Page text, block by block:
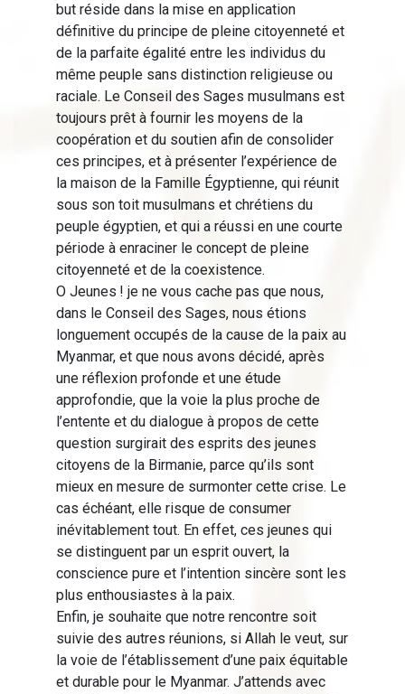
but réside dans la mise en application
définitive du principe de pleine citoyenneté et
de la parfaite égalité entre les individus du
même peuple sans distinction religieuse ou
raciale. Le Conseil des Sages musulmans est
toujours prêt à fournir les moyens de la
coopération et du soutien afin de consolider
ces principes, et à présenter l’expérience de
la maison de la Famille Égyptienne, qui réunit
sous son toit musulmans et chrétiens du
peuple égyptien, et qui a réussi en une courte
période à enraciner le concept de pleine
citoyenneté et de la coexistence.
O Jeunes ! je ne vous cache pas que nous,
dans le Conseil des Sages, nous étions
longuement occupés de la cause de la paix au
Myanmar, et que nous avons décidé, après
une réflexion profonde et une étude
approfondie, que la voie la plus proche de
l’entente et du dialogue à propos de cette
question surgirait des esprits des jeunes
citoyens de la Birmanie, parce qu’ils sont
mieux en mesure de surmonter cette crise. Le
cas échéant, elle risque de consumer
inévitablement tout. En effet, ces jeunes qui
se distinguent par un esprit ouvert, la
conscience pure et l’intention sincère sont les
plus enthousiastes à la paix.
Enfin, je souhaite que notre rencontre soit
suivie des autres réunions, si Allah le veut, sur
la voie de l’établissement d’une paix équitable
et durable pour le Myanmar. J’attends avec